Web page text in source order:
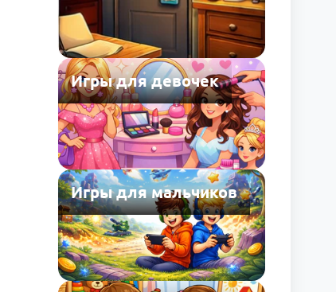
Игры для девочек
Игры для мальчиков